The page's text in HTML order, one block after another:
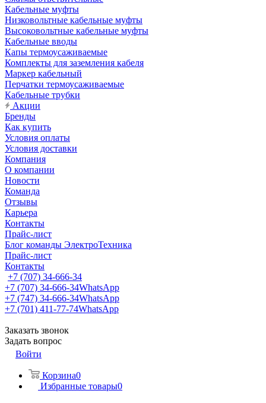
Кабельные муфты
Низковольтные кабельные муфты
Высоковольтные кабельные муфты
Кабельные вводы
Капы термоусаживаемые
Комплекты для заземления кабеля
Маркер кабельный
Перчатки термоусаживаемые
Кабельные трубки
Акции
Бренды
Как купить
Условия оплаты
Условия доставки
Компания
О компании
Новости
Команда
Отзывы
Карьера
Контакты
Прайс-лист
Блог команды ЭлектроТехника
Прайс-лист
Контакты
+7 (707) 34-666-34
+7 (707) 34-666-34WhatsApp
+7 (747) 34-666-34WhatsApp
+7 (701) 411-77-74WhatsApp
Заказать звонок
Задать вопрос
Войти
Корзина0
Избранные товары0